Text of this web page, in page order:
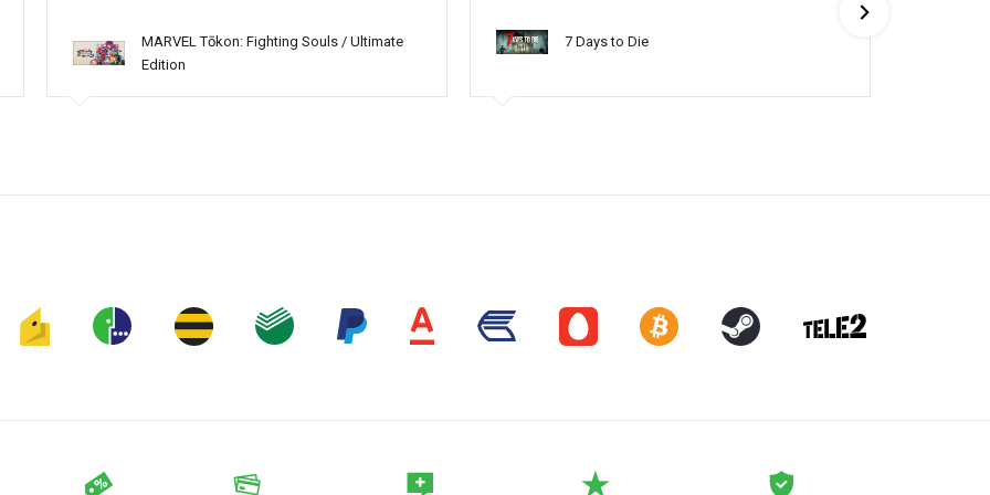
MARVEL Tōkon: Fighting Souls / Ultimate
Edition
7 Days to Die